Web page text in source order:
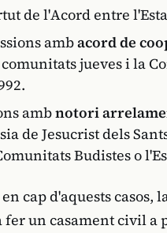
de l'Acord entre
ambacord de
jueves i la
ambnotori
de Jesucrist dels
Budistes o
cap d'aquests
un casament civil a